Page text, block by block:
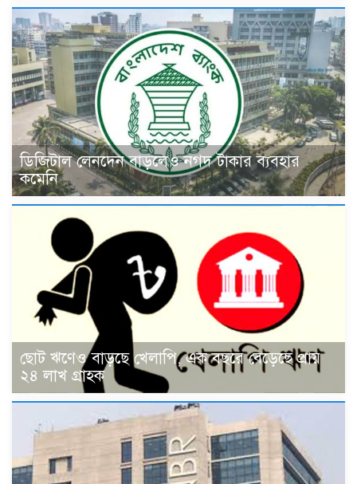
ডিজিটাল লেনদেন বাড়লেও নগদ টাকার ব্যবহার
কমেনি
ছোট ঋণেও বাড়ছে খেলাপি, এক বছরে বেড়েছে প্রায়
২৪ লাখ গ্রাহক